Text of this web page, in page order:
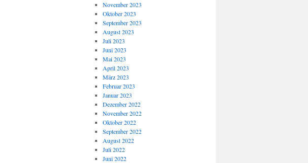
November 2023
Oktober 2023
September 2023
August 2023
Juli 2023
Juni 2023
Mai 2023
April 2023
März 2023
Februar 2023
Januar 2023
Dezember 2022
November 2022
Oktober 2022
September 2022
August 2022
Juli 2022
Juni 2022